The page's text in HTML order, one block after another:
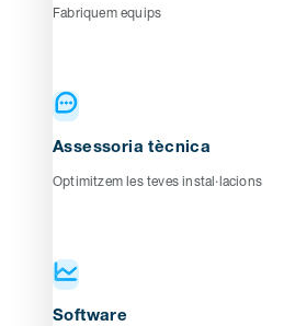
Fabriquem equips
Assessoria tècnica
Optimitzem les teves instal·lacions
Software